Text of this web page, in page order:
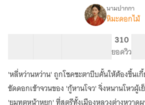
3
(จบ)
เรื่อง
รัก
วิวาห์
ลวง
ท่าน
โหว
ผู้
ไร้
นามปากกา
หิมะดอกไม้
310
ยอดวิว
'หลี่หว่านหว่าน' ถูกโชคชะตาบีบคั้นให้ต้องขึ้นเกี้
ขัดดอกเข้าจวนของ 'กู้หานโจว' จิ่งหนานโหวผู้เ